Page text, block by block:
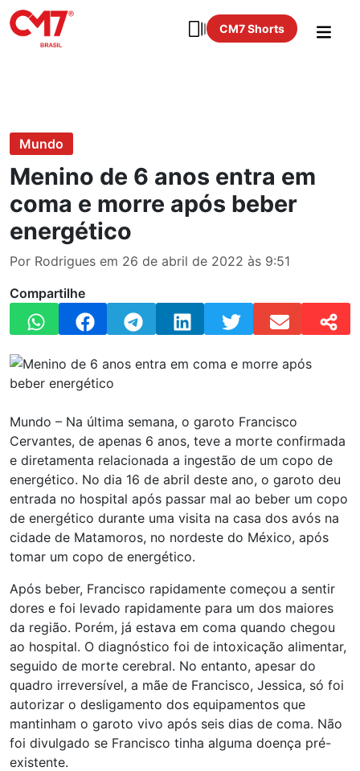
CM7 Shorts
Mundo
Menino de 6 anos entra em
coma e morre após beber
energético
Por Rodrigues em 26 de abril de 2022 às 9:51
Compartilhe
Mundo – Na última semana, o garoto Francisco
Cervantes, de apenas 6 anos, teve a morte confirmada
e diretamenta relacionada a ingestão de um copo de
energético. No dia 16 de abril deste ano, o garoto deu
entrada no hospital após passar mal ao beber um copo
de energético durante uma visita na casa dos avós na
cidade de Matamoros, no nordeste do México, após
tomar um copo de energético.
Após beber, Francisco rapidamente começou a sentir
dores e foi levado rapidamente para um dos maiores
da região. Porém, já estava em coma quando chegou
ao hospital. O diagnóstico foi de intoxicação alimentar,
seguido de morte cerebral. No entanto, apesar do
quadro irreversível, a mãe de Francisco, Jessica, só foi
autorizar o desligamento dos equipamentos que
mantinham o garoto vivo após seis dias de coma. Não
foi divulgado se Francisco tinha alguma doença pré-
existente.